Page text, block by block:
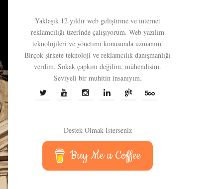
Yaklaşık 12 yıldır web geliştirme ve internet
reklamcılığı üzerinde çalışıyorum. Web yazılım
teknolojileri ve yönetimi konusunda uzmanım.
Birçok şirkete teknoloji ve reklamcılık danışmanlığı
verdim. Sokak çapkını değilim, mühendisim.
Seviyeli bir muhitin insanıyım.
Destek Olmak İsterseniz
Buy Me a Coffee